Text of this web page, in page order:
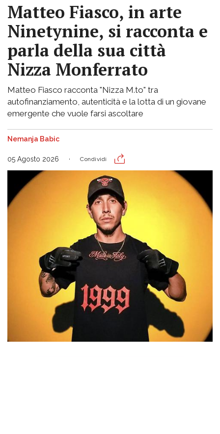
Matteo Fiasco, in arte
Ninetynine, si racconta e
parla della sua città
Nizza Monferrato
Matteo Fiasco racconta "Nizza M.to" tra
autofinanziamento, autenticità e la lotta di un giovane
emergente che vuole farsi ascoltare
Nemanja Babic
05 Agosto 2026 Condividi